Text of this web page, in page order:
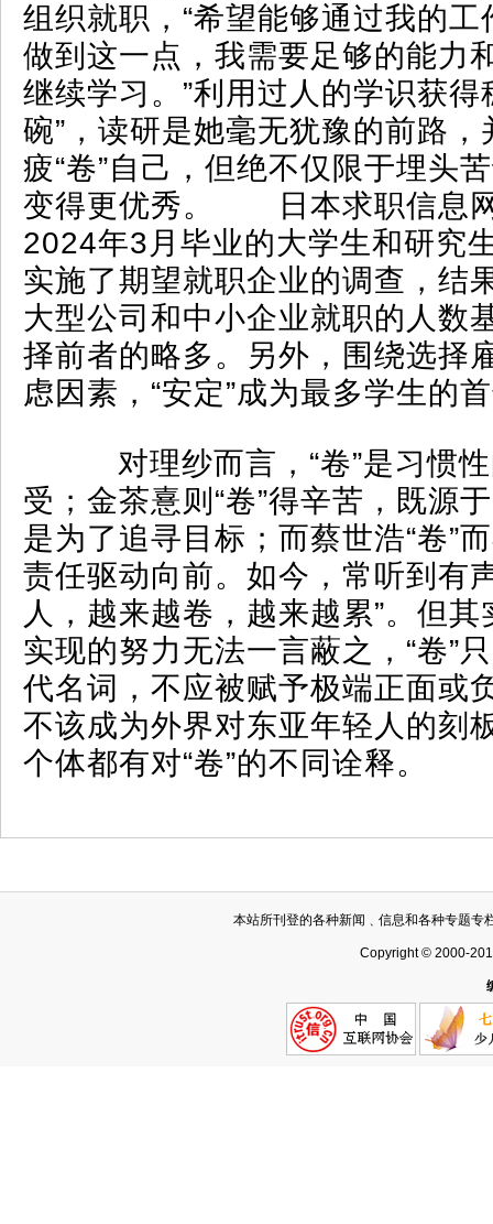
组织就职，“希望能够通过我的
做到这一点，我需要足够的能力
继续学习。”利用过人的学识获得
碗”，读研是她毫无犹豫的前路
疲“卷”自己，但绝不仅限于埋头
变得更优秀。 日本求职信息
2024年3月毕业的大学生和研究
实施了期望就职企业的调查，结
大型公司和中小企业就职的人数
择前者的略多。另外，围绕选择
虑因素，“安定”成为最多学生的
对理纱而言，“卷”是习惯性
受；金茶憙则“卷”得辛苦，既源
是为了追寻目标；而蔡世浩“卷”
责任驱动向前。如今，常听到有
人，越来越卷，越来越累”。但
实现的努力无法一言蔽之，“卷”
代名词，不应被赋予极端正面或
不该成为外界对东亚年轻人的刻
个体都有对“卷”的不同诠释。
本站所刊登的各种新闻﹑信息和各种专题专
Copyright © 2000-